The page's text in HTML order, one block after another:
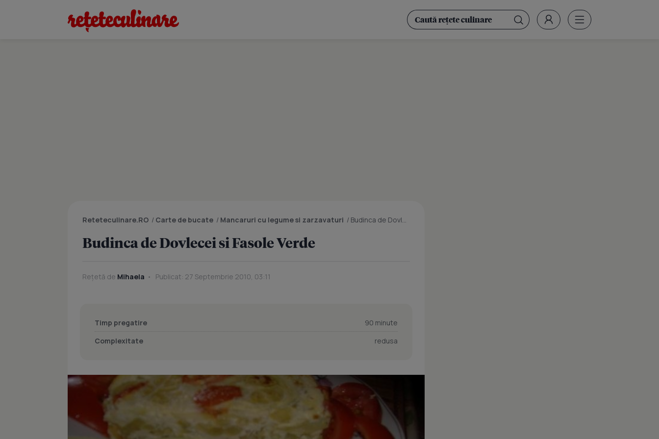
Reteteculinare.RO / Carte de bucate / Mancaruri cu legume si zarzavaturi / Budinca de Dovlecei si Fasole Verde
Budinca de Dovlecei si Fasole Verde
Rețetă de Mihaela Publicat: 27 Septembrie 2010, 03:11
Timp pregatire
90 minute
Complexitate
redusa